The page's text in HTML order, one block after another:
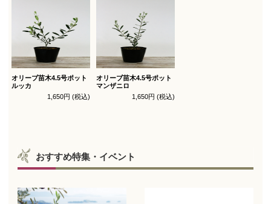
オリーブ苗木4.5号ポット
ルッカ
1,650円 (税込)
オリーブ苗木4.5号ポット
マンザニロ
1,650円 (税込)